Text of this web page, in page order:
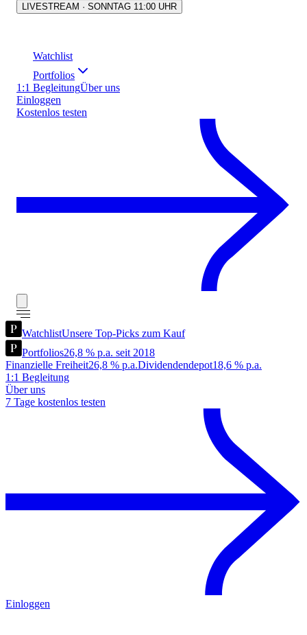
LIVESTREAM · SONNTAG 11:00 UHR
Watchlist
Portfolios
1:1 BegleitungÜber uns
Einloggen
Kostenlos testen
WatchlistUnsere Top-Picks zum Kauf
Portfolios26,8 % p.a. seit 2018
Finanzielle Freiheit26,8 % p.a.Dividendendepot18,6 % p.a.
1:1 Begleitung
Über uns
7 Tage kostenlos testen
Einloggen